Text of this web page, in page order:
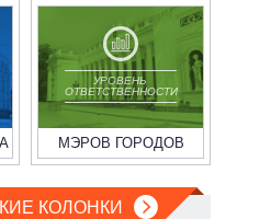
УРОВЕНЬ
ОТВЕТСТВЕННОСТИ
МЭРОВ ГОРОДОВ
КОЛОНКИ